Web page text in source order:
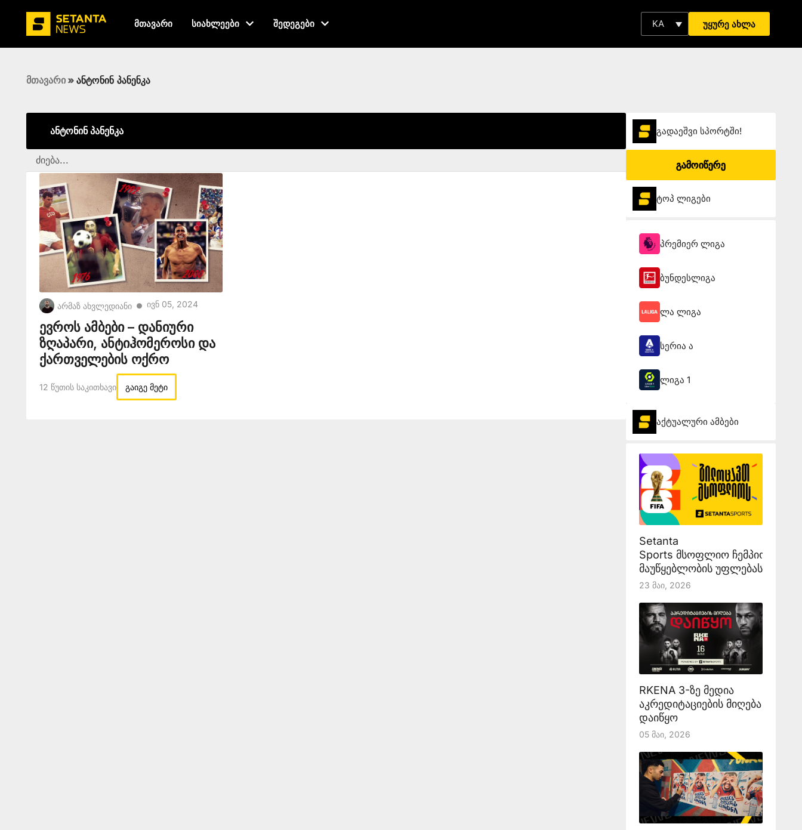
მთავარი სიახლეები შედეგები KA უყურე ახლა
მთავარი » ანტონინ პანენკა
ანტონინ პანენკა
არმაზ ახვლედიანი ● Ივნ 05, 2024
ევროს ამბები – დანიური
ზღაპარი, ანტიჰომეროსი და
ქართველების ოქრო
12 Წუთის Საკითხავი გაიგე მეტი
გადაეშვი სპორტში!
გამოიწერე
ტოპ ლიგები
პრემიერ ლიგა
ბუნდესლიგა
ლა ლიგა
სერია ა
ლიგა 1
აქტუალური ამბები
Setanta
Sports მსოფლიო ჩემპიონატის
მაუწყებლობის უფლებას
23 Მაი, 2026
RKENA 3-ზე მედია
აკრედიტაციების მიღება
დაიწყო
05 Მაი, 2026